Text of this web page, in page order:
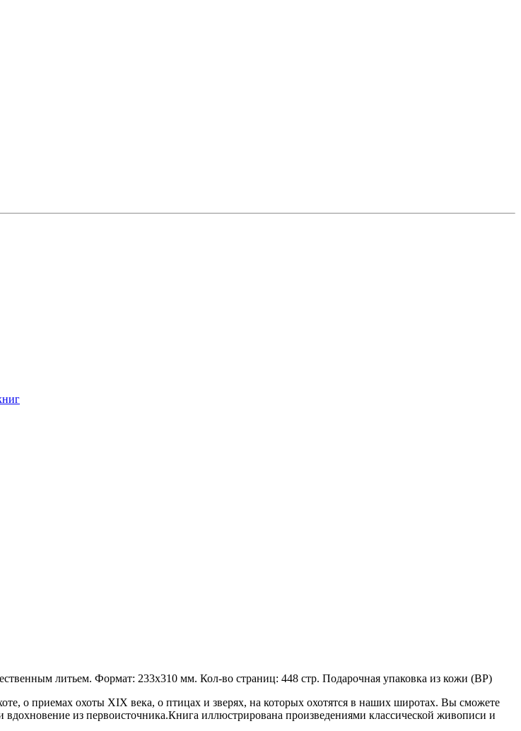
литьем. Формат: 233х310 мм. Кол-во страниц: 448 стр. Подарочная упаковка из кожи (ВР)
о приемах охоты XIX века, о птицах и зверях, на которых охотятся в наших широтах. Вы сможете
из первоисточника.Книга иллюстрирована произведениями классической живописи и